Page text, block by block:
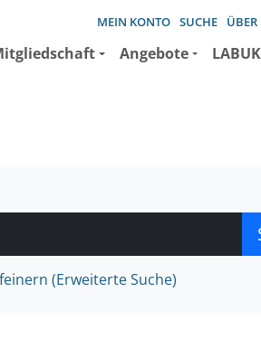
MEIN KONTO SUCHE
Angebote
(Erweiterte Suche)